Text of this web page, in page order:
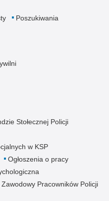
Poszukiwania
Stołecznej Policji
w KSP
Ogłoszenia o pracy
Pracowników Policji